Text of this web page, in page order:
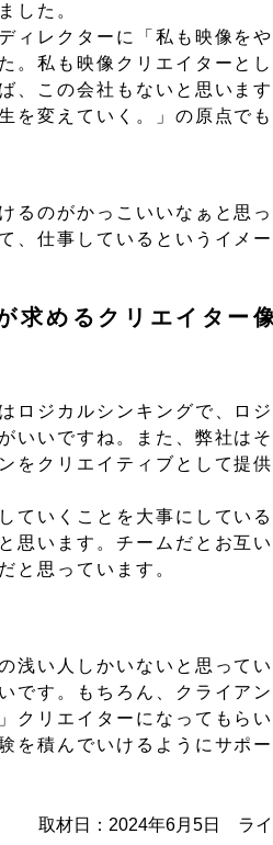
した。
ィレクターに「私も映像を
。私も映像クリエイターと
、この会社もないと思いま
を変えていく。」の原点でも
るのがかっこいいなぁと思っ
、仕事しているというイメ
求めるクリエイター
ロジカルシンキングで、ロ
いいですね。また、弊社は
をクリエイティブとして提供
ていくことを大事にしてい
思います。チームだとお互
と思っています。
浅い人しかいないと思って
です。もちろん、クライア
クリエイターになってもら
を積んでいけるようにサポ
取材日：2024年6月5日 ラ